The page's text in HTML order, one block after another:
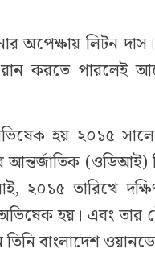
অপেক্ষায় লিটন
করতে পারলেই
হয় ২০১৫
(ওডিআই)
২০১৫ তারিখে
অভিষেক হয়। এবং
বাংলাদেশ